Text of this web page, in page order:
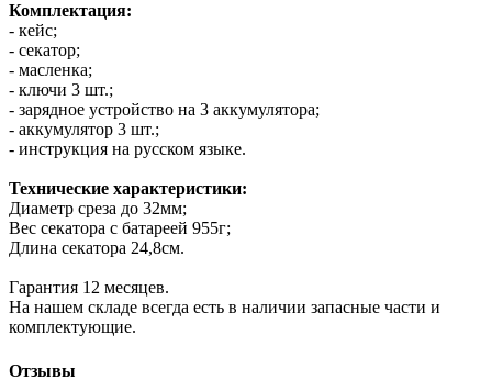
Комплектация:
- кейс;
- секатор;
- масленка;
- ключи 3 шт.;
- зарядное устройство на 3 аккумулятора;
- аккумулятор 3 шт.;
- инструкция на русском языке.
Технические характеристики:
Диаметр среза до 32мм;
Вес секатора с батареей 955г;
Длина секатора 24,8см.
Гарантия 12 месяцев.
На нашем складе всегда есть в наличии запасные части и
комплектующие.
Отзывы